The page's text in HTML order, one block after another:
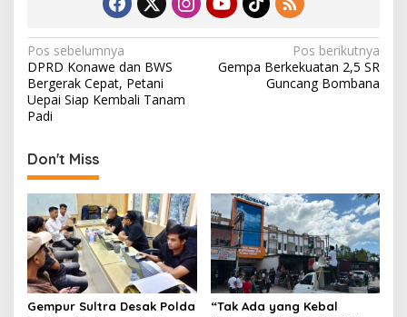
N
a
v
i
g
a
s
i
p
o
s
Pos sebelumnya
DPRD Konawe dan BWS
Bergerak Cepat, Petani
Uepai Siap Kembali Tanam
Padi
Pos berikutnya
Gempa Berkekuatan 2,5 SR
Guncang Bombana
Don't Miss
Gempur Sultra Desak Polda
“Tak Ada yang Kebal